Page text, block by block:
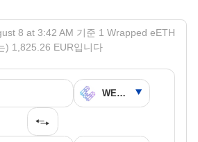
8 at 3:42 AM 기준 1 Wrapped eETH
) 1,825.26 EUR입니다